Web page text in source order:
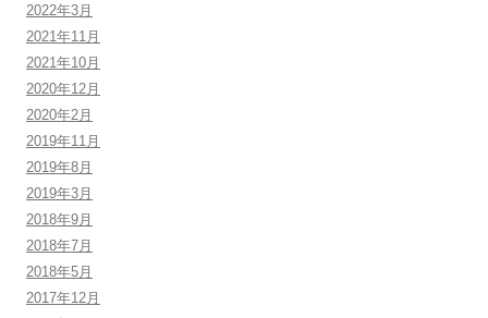
2022年3月
2021年11月
2021年10月
2020年12月
2020年2月
2019年11月
2019年8月
2019年3月
2018年9月
2018年7月
2018年5月
2017年12月